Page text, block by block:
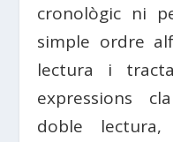
cronològic ni
simple ordre
lectura i
expressions
doble